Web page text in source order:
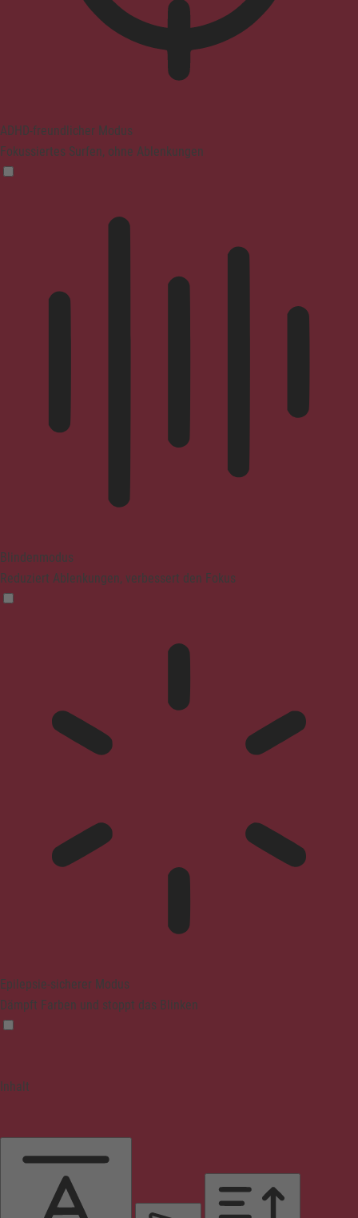
ADHD-freundlicher Modus
Fokussiertes Surfen, ohne Ablenkungen
Blindenmodus
Reduziert Ablenkungen, verbessert den Fokus
Epilepsie-sicherer Modus
Dämpft Farben und stoppt das Blinken
Inhalt